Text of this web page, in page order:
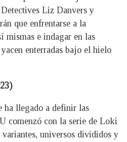
Liz Danvers y
que enfrentarse a la
mismas e indagar en las
enterradas bajo el hielo
ha llegado a definir las
comenzó con la serie de Loki
universos divididos y